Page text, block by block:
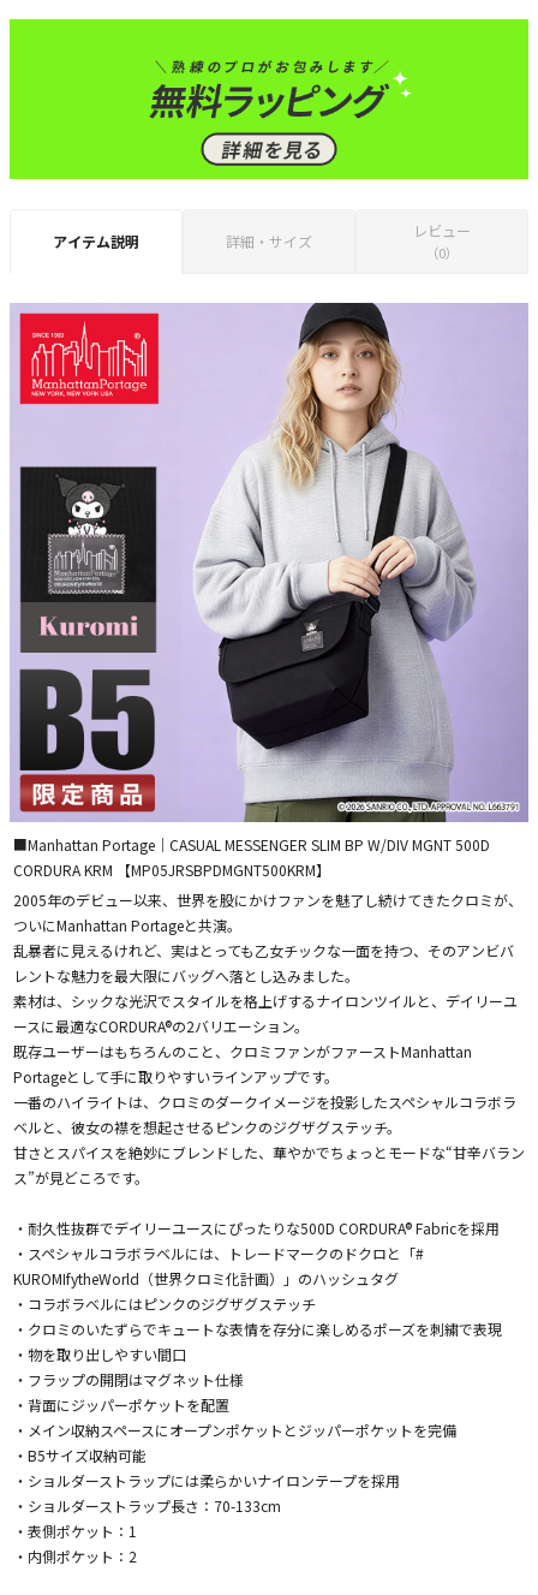
アイテム説明 詳細・サイズ
レビュー
（0）
■Manhattan Portage｜CASUAL MESSENGER SLIM BP W/DIV MGNT 500D
CORDURA KRM 【MP05JRSBPDMGNT500KRM】
2005年のデビュー以来、世界を股にかけファンを魅了し続けてきたクロミが、
ついにManhattan Portageと共演。
乱暴者に見えるけれど、実はとっても乙女チックな一面を持つ、そのアンビバ
レントな魅力を最大限にバッグへ落とし込みました。
素材は、シックな光沢でスタイルを格上げするナイロンツイルと、デイリーユ
ースに最適なCORDURA®の2バリエーション。
既存ユーザーはもちろんのこと、クロミファンがファーストManhattan
Portageとして手に取りやすいラインアップです。
一番のハイライトは、クロミのダークイメージを投影したスペシャルコラボラ
ベルと、彼女の襟を想起させるピンクのジグザグステッチ。
甘さとスパイスを絶妙にブレンドした、華やかでちょっとモードな“甘辛バラン
ス”が見どころです。
・耐久性抜群でデイリーユースにぴったりな500D CORDURA® Fabricを採用
・スペシャルコラボラベルには、トレードマークのドクロと「#
KUROMIfytheWorld（世界クロミ化計画）」のハッシュタグ
・コラボラベルにはピンクのジグザグステッチ
・クロミのいたずらでキュートな表情を存分に楽しめるポーズを刺繍で表現
・物を取り出しやすい間口
・フラップの開閉はマグネット仕様
・背面にジッパーポケットを配置
・メイン収納スペースにオープンポケットとジッパーポケットを完備
・B5サイズ収納可能
・ショルダーストラップには柔らかいナイロンテープを採用
・ショルダーストラップ長さ：70-133cm
・表側ポケット：1
・内側ポケット：2